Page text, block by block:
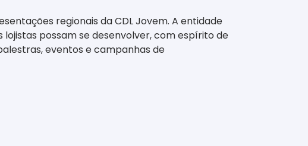
regionais da CDL Jovem. A entidade
lojistas possam se desenvolver, com espírito de
eventos e campanhas de